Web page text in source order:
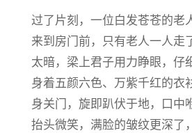
过了片刻，一位白发苍苍的老
来到房门前，只有老人一人走
太暗，梁上君子用力睁眼，仔
身着五颜六色、万紫千红的衣
身关门，旋即趴伏于地，口中
抬头微笑，满脸的皱纹更深了